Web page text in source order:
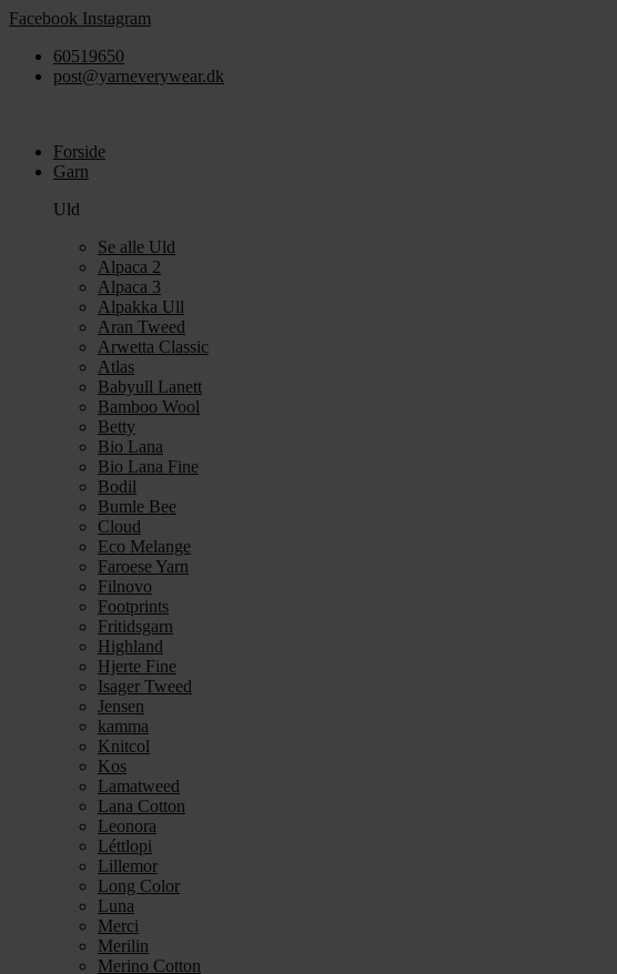
Videre
indhold
Facebook Instagram
60519650
post@yarneverywear.dk
Forside
Garn
Uld
Se alle Uld
Alpaca 2
Alpaca 3
Alpakka Ull
Aran Tweed
Arwetta Classic
Atlas
Babyull Lanett
Bamboo Wool
Betty
Bio Lana
Bio Lana Fine
Bodil
Bumle Bee
Cloud
Eco Melange
Faroese Yarn
Filnovo
Footprints
Fritidsgarn
Highland
Hjerte Fine
Isager Tweed
Jensen
kamma
Knitcol
Kos
Lamatweed
Lana Cotton
Leonora
Léttlopi
Lillemor
Long Color
Luna
Merci
Merilin
Merino Cotton